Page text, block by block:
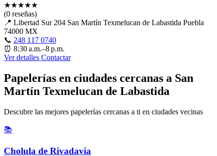
★★★★★
(0 reseñas)
📍 Libertad Sur 204 San Martín Texmelucan de Labastida Puebla
74000 MX
📞 248 117 0740
⏰ 8:30 a.m.–8 p.m.
Ver detalles Contactar
Papelerías en ciudades cercanas a San
Martín Texmelucan de Labastida
Descubre las mejores papelerías cercanas a ti en ciudades vecinas
📚
Cholula de Rivadavia